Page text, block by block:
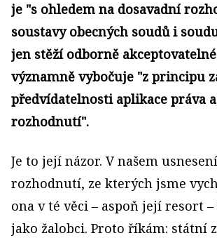
je "s ohledem na dosavadní
soustavy obecných soudů i
jen stěží odborně
významně vybočuje "z principu
předvídatelnosti aplikace práva
rozhodnutí".
Je to její názor. V našem
rozhodnutí, ze kterých jsme
ona v té věci – aspoň její resort
jako žalobci. Proto říkám: státní